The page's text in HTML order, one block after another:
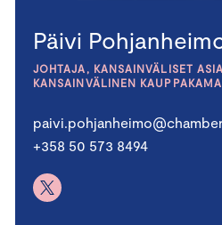
Päivi
JOHTAJA, KANSAINVÄLISET
KANSAINVÄLINEN
+358 50 573 8494